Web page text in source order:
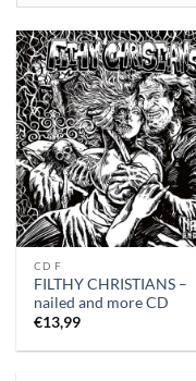
CD F
FILTHY CHRISTIANS –
nailed and more CD
€13,99